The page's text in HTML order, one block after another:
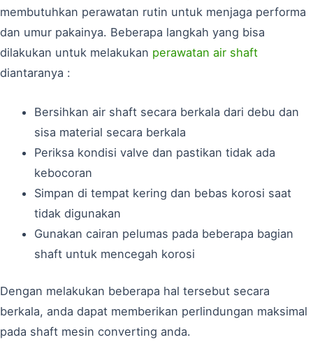
membutuhkan perawatan rutin untuk menjaga performa
dan umur pakainya. Beberapa langkah yang bisa
dilakukan untuk melakukan perawatan air shaft
diantaranya :
Bersihkan air shaft secara berkala dari debu dan
sisa material secara berkala
Periksa kondisi valve dan pastikan tidak ada
kebocoran
Simpan di tempat kering dan bebas korosi saat
tidak digunakan
Gunakan cairan pelumas pada beberapa bagian
shaft untuk mencegah korosi
Dengan melakukan beberapa hal tersebut secara
berkala, anda dapat memberikan perlindungan maksimal
pada shaft mesin converting anda.